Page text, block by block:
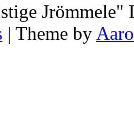
Jrömmele"
| Theme by